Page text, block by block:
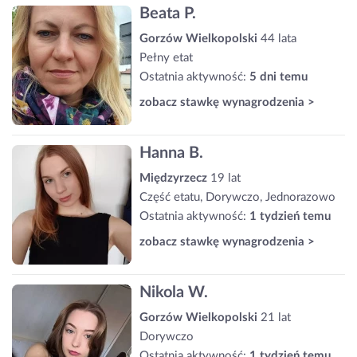
Beata P.
Gorzów Wielkopolski 44 lata
Pełny etat
Ostatnia aktywność: 5 dni temu
zobacz stawkę wynagrodzenia >
Hanna B.
Międzyrzecz 19 lat
Część etatu, Dorywczo, Jednorazowo
Ostatnia aktywność: 1 tydzień temu
zobacz stawkę wynagrodzenia >
Nikola W.
Gorzów Wielkopolski 21 lat
Dorywczo